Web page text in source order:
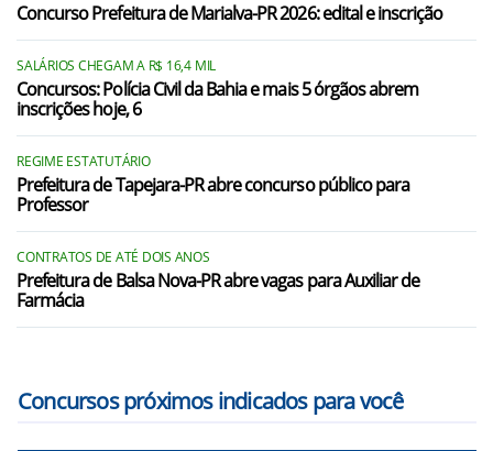
Itararé/SP
Ribeira/SP
Concurso Prefeitura de Marialva-PR 2026: edital e inscrição
SALÁRIOS CHEGAM A R$ 16,4 MIL
Concursos: Polícia Civil da Bahia e mais 5 órgãos abrem
inscrições hoje, 6
REGIME ESTATUTÁRIO
Prefeitura de Tapejara-PR abre concurso público para
Professor
CONTRATOS DE ATÉ DOIS ANOS
Prefeitura de Balsa Nova-PR abre vagas para Auxiliar de
Farmácia
Concursos próximos indicados para você